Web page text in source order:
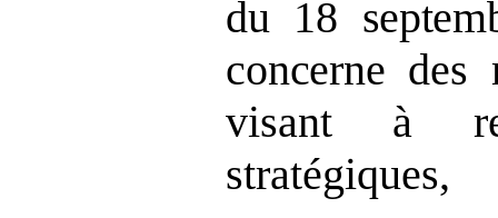
du 18
concerne des
visant à
stratégiques,